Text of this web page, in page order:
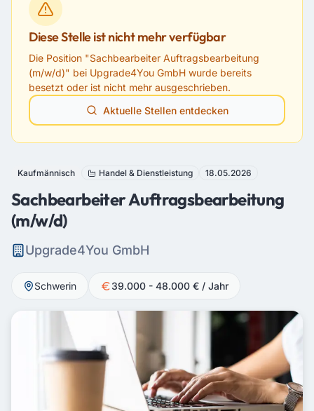
Diese Stelle ist nicht mehr verfügbar
Die Position "Sachbearbeiter Auftragsbearbeitung
(m/w/d)" bei Upgrade4You GmbH wurde bereits
besetzt oder ist nicht mehr ausgeschrieben.
Aktuelle Stellen entdecken
Kaufmännisch Handel & Dienstleistung 18.05.2026
Sachbearbeiter Auftragsbearbeitung
(m/w/d)
Upgrade4You GmbH
Schwerin 39.000 - 48.000 € / Jahr